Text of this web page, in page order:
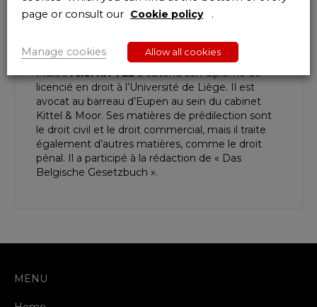
flamande)
Droit pénal
de Bruxelles-Capitale et Région flamande)
MaîtreAxel KITTELa obtenu son diplôme de
licencié en droit à l’Université de Liège. Il est
avocat au barreau d’Eupen au sein du cabinet
Kittel & Moor. Ses matières de prédilection sont
le droit civil et le droit commercial, mais il traite
également d’autres matières, comme le droit
pénal. Il a participé à la rédaction de « Das
Belgische Gesetzbuch ».
MENU
page or consult our Cookie policy .
Manage cookies Allow all cookies